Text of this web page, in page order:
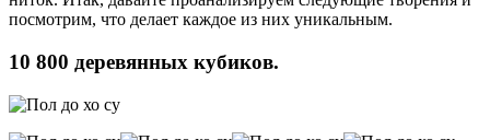
посмотрим, что делает каждое из них уникальным.
10 800 деревянных кубиков.